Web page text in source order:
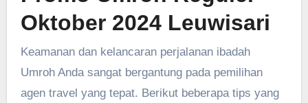
Oktober 2024 Leuwisari
Keamanan dan kelancaran perjalanan ibadah
Umroh Anda sangat bergantung pada pemilihan
agen travel yang tepat. Berikut beberapa tips yang